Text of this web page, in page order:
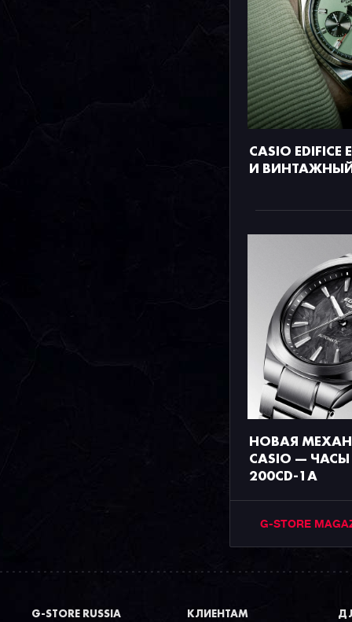
CASIO EDIFICE
И
НОВАЯ
CASIO — ЧАСЫ
200CD-1A
G-STORE
G-STORE RUSSIA КЛИЕНТАМ